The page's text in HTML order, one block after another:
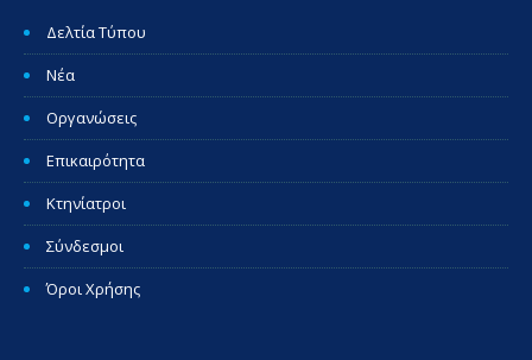
Δελτία Τύπου
Νέα
Οργανώσεις
Επικαιρότητα
Κτηνίατροι
Σύνδεσμοι
Όροι Χρήσης